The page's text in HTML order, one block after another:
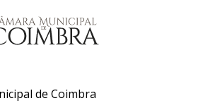
de Coimbra